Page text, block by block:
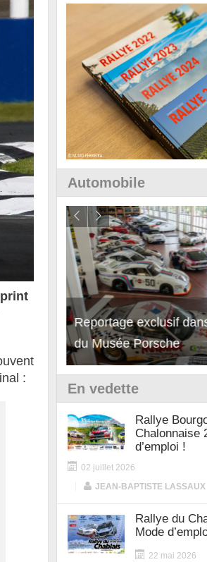
:
Automobile
Reportage exclusif
du Musée Porsche
En vedette
Rallye
Chalonnaise
d’emploi !
02 juillet 2026
JEAN-BAPTISTE LASSAUX
Rallye du
Mode
22 mai 2026